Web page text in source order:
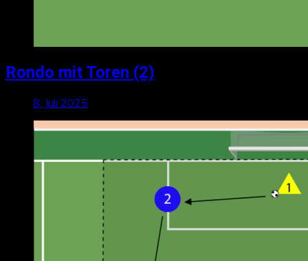
Rondo mit Toren (2)
8. Juli 2025